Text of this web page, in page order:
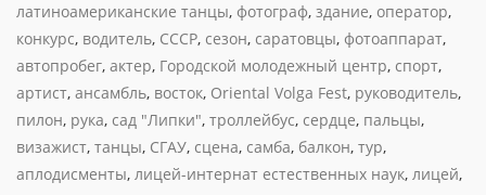
латиноамериканские танцы, фотограф, здание, оператор,
конкурс, водитель, СССР, сезон, саратовцы, фотоаппарат,
автопробег, актер, Городской молодежный центр, спорт,
артист, ансамбль, восток, Oriental Volga Fest, руководитель,
пилон, рука, сад "Липки", троллейбус, сердце, пальцы,
визажист, танцы, СГАУ, сцена, самба, балкон, тур,
аплодисменты, лицей-интернат естественных наук, лицей,